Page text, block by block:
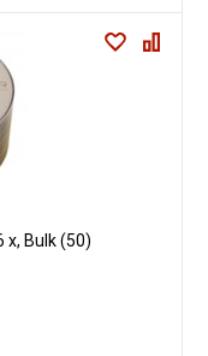
х, Вulk (50)